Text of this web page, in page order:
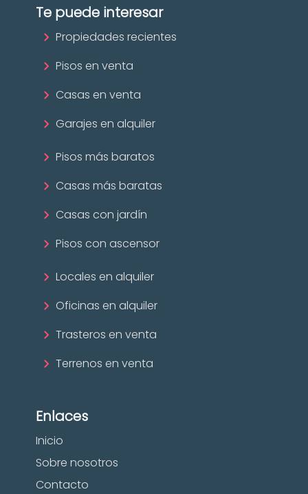
Te puede interesar
Propiedades recientes
Pisos en venta
Casas en venta
Garajes en alquiler
Pisos más baratos
Casas más baratas
Casas con jardín
Pisos con ascensor
Locales en alquiler
Oficinas en alquiler
Trasteros en venta
Terrenos en venta
Enlaces
Inicio
Sobre nosotros
Contacto